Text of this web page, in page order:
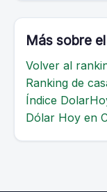
Más sobre
Volver al
Ranking de
Índice
Dólar Hoy en